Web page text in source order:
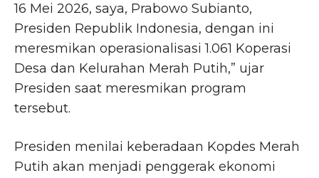
16 Mei 2026, saya, Prabowo Subianto,
Presiden Republik Indonesia, dengan ini
meresmikan operasionalisasi 1.061 Koperasi
Desa dan Kelurahan Merah Putih,” ujar
Presiden saat meresmikan program
tersebut.
Presiden menilai keberadaan Kopdes Merah
Putih akan menjadi penggerak ekonomi